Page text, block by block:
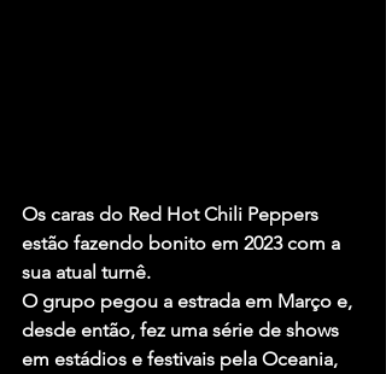
Os caras do Red Hot Chili Peppers
estão fazendo bonito em 2023 com a
sua atual turnê.
O grupo pegou a estrada em Março e,
desde então, fez uma série de shows
em estádios e festivais pela Oceania,